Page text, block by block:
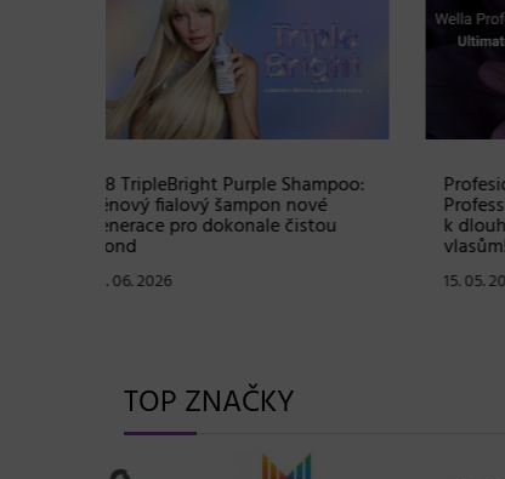
Profesionální péče Wella
Professionals Ultimate Color: Klíč
k dlouhotrvající barvě a zdravým
15. 05. 2026
TOP ZNAČKY